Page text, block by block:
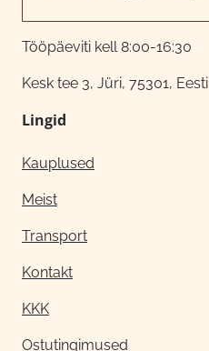
Tööpäeviti kell 8:00-16:30
Kesk tee 3, Jüri, 75301, Eesti
Lingid
Kauplused
Meist
Transport
Kontakt
KKK
Ostutingimused